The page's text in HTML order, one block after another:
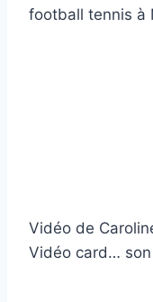
football tennis à
Vidéo de
Vidéo card…